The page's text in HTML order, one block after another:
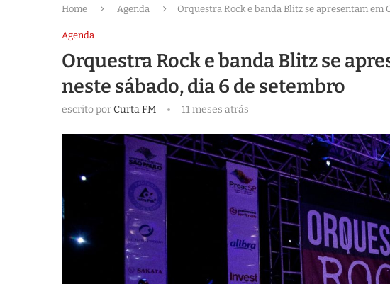
Home Agenda Orquestra Rock e banda Blitz se apresentam em
Agenda
Orquestra Rock e banda Blitz se
neste sábado, dia 6 de setembro
escrito porCurta FM 11 meses atrás